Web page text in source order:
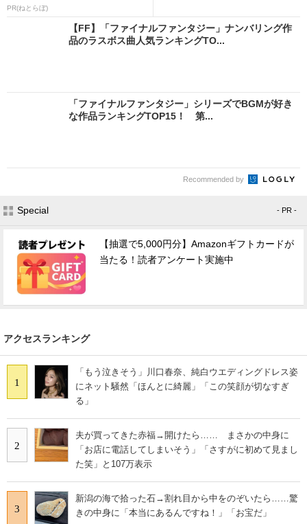
PR(ねとらぼ)
【FF】「ファイナルファンタジー」ナンバリング作
品のラスボス曲人気ランキングTO...
「ファイナルファンタジー」シリーズでBGMが好き
な作品ランキングTOP15！ 第...
Recommended by
Special - PR -
【抽選で5,000円分】Amazonギフトカードが
当たる！読者アンケート実施中
アクセスランキング
1
「もう泣きそう」川口春奈、純白ウエディングドレス姿
にネット騒然「ほんとに綺麗」「この笑顔が切なすぎ
る」
2
夫が買ってきた赤福→開けたら…… まさかの中身に
「お店に電話してしまいそう」「さすがに初めて見まし
た笑」と107万表示
3
新潟の海で拾った石→割れ目から中をのぞいたら……驚
きの中身に「本当にあるんですね！」「お宝だ」